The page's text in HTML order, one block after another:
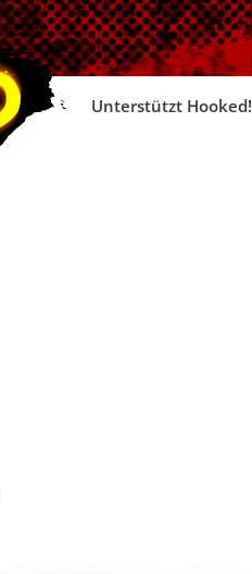
Skip
Unterstützt Hooked!